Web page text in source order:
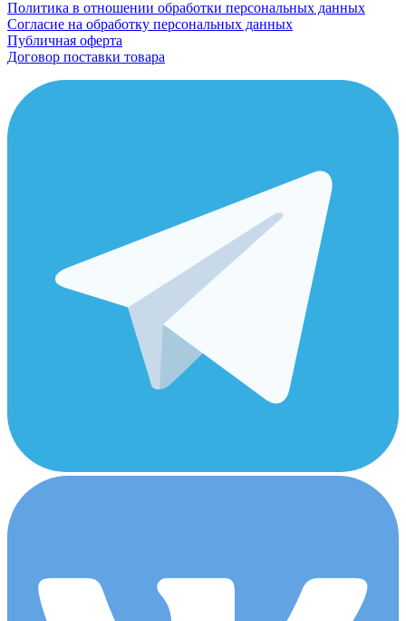
Политика в отношении обработки персональных данных
Согласие на обработку персональных данных
Публичная оферта
Договор поставки товара